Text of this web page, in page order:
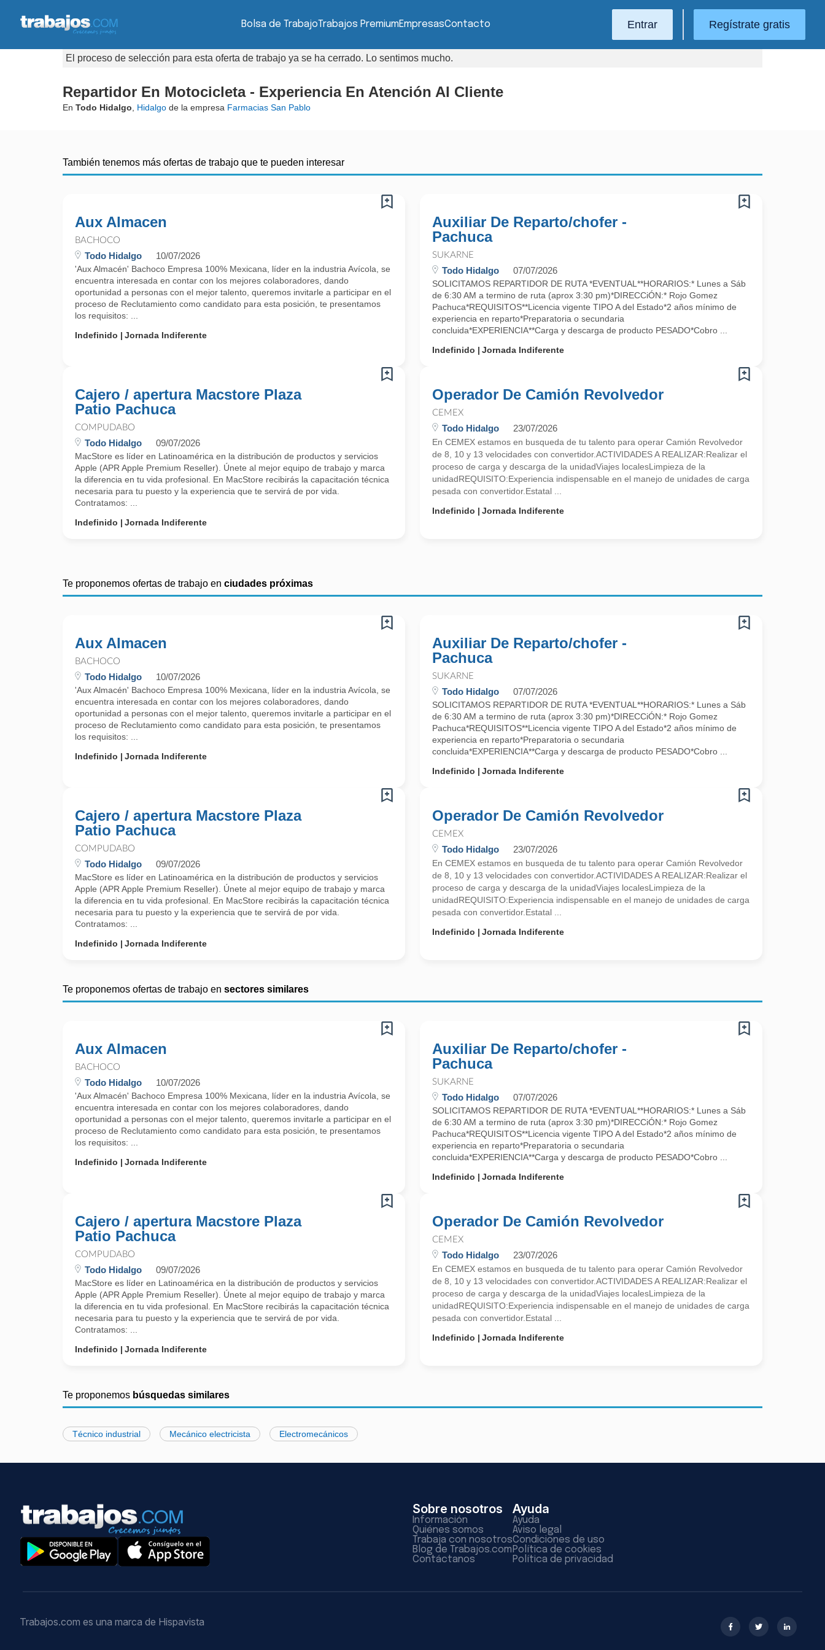
Bolsa de TrabajoTrabajos PremiumEmpresasContacto Entrar Regístrate gratis
El proceso de selección para esta oferta de trabajo ya se ha cerrado. Lo sentimos mucho.
Repartidor En Motocicleta - Experiencia En Atención Al Cliente
En Todo Hidalgo Hidalgo de la empresa Farmacias San Pablo
También tenemos más ofertas de trabajo que te pueden interesar
Aux Almacen
BACHOCO
Todo Hidalgo 10/07/2026
'Aux Almacén' Bachoco Empresa 100% Mexicana, líder en la industria Avícola, se
encuentra interesada en contar con los mejores colaboradores, dando
oportunidad a personas con el mejor talento, queremos invitarle a participar en el
proceso de Reclutamiento como candidato para esta posición, te presentamos
los requisitos: ...
Indefinido
Jornada Indiferente
Auxiliar De Reparto/chofer -
Pachuca
SUKARNE
Todo Hidalgo 07/07/2026
SOLICITAMOS REPARTIDOR DE RUTA *EVENTUAL**HORARIOS:* Lunes a Sáb
de 6:30 AM a termino de ruta (aprox 3:30 pm)*DIRECCiÓN:* Rojo Gomez
Pachuca*REQUISITOS**Licencia vigente TIPO A del Estado*2 años mínimo de
experiencia en reparto*Preparatoria o secundaria
concluida*EXPERIENCIA**Carga y descarga de producto PESADO*Cobro ...
Indefinido
Jornada Indiferente
Cajero / apertura Macstore Plaza
Patio Pachuca
COMPUDABO
Todo Hidalgo 09/07/2026
MacStore es líder en Latinoamérica en la distribución de productos y servicios
Apple (APR Apple Premium Reseller). Únete al mejor equipo de trabajo y marca
la diferencia en tu vida profesional. En MacStore recibirás la capacitación técnica
necesaria para tu puesto y la experiencia que te servirá de por vida.
Contratamos: ...
Indefinido
Jornada Indiferente
Operador De Camión Revolvedor
CEMEX
Todo Hidalgo 23/07/2026
En CEMEX estamos en busqueda de tu talento para operar Camión Revolvedor
de 8, 10 y 13 velocidades con convertidor.ACTIVIDADES A REALIZAR:Realizar el
proceso de carga y descarga de la unidadViajes localesLimpieza de la
unidadREQUISITO:Experiencia indispensable en el manejo de unidades de carga
pesada con convertidor.Estatal ...
Indefinido
Jornada Indiferente
Te proponemos ofertas de trabajo en ciudades próximas
Aux Almacen
BACHOCO
Todo Hidalgo 10/07/2026
'Aux Almacén' Bachoco Empresa 100% Mexicana, líder en la industria Avícola, se
encuentra interesada en contar con los mejores colaboradores, dando
oportunidad a personas con el mejor talento, queremos invitarle a participar en el
proceso de Reclutamiento como candidato para esta posición, te presentamos
los requisitos: ...
Indefinido
Jornada Indiferente
Auxiliar De Reparto/chofer -
Pachuca
SUKARNE
Todo Hidalgo 07/07/2026
SOLICITAMOS REPARTIDOR DE RUTA *EVENTUAL**HORARIOS:* Lunes a Sáb
de 6:30 AM a termino de ruta (aprox 3:30 pm)*DIRECCiÓN:* Rojo Gomez
Pachuca*REQUISITOS**Licencia vigente TIPO A del Estado*2 años mínimo de
experiencia en reparto*Preparatoria o secundaria
concluida*EXPERIENCIA**Carga y descarga de producto PESADO*Cobro ...
Indefinido
Jornada Indiferente
Cajero / apertura Macstore Plaza
Patio Pachuca
COMPUDABO
Todo Hidalgo 09/07/2026
MacStore es líder en Latinoamérica en la distribución de productos y servicios
Apple (APR Apple Premium Reseller). Únete al mejor equipo de trabajo y marca
la diferencia en tu vida profesional. En MacStore recibirás la capacitación técnica
necesaria para tu puesto y la experiencia que te servirá de por vida.
Contratamos: ...
Indefinido
Jornada Indiferente
Operador De Camión Revolvedor
CEMEX
Todo Hidalgo 23/07/2026
En CEMEX estamos en busqueda de tu talento para operar Camión Revolvedor
de 8, 10 y 13 velocidades con convertidor.ACTIVIDADES A REALIZAR:Realizar el
proceso de carga y descarga de la unidadViajes localesLimpieza de la
unidadREQUISITO:Experiencia indispensable en el manejo de unidades de carga
pesada con convertidor.Estatal ...
Indefinido
Jornada Indiferente
Te proponemos ofertas de trabajo en sectores similares
Aux Almacen
BACHOCO
Todo Hidalgo 10/07/2026
'Aux Almacén' Bachoco Empresa 100% Mexicana, líder en la industria Avícola, se
encuentra interesada en contar con los mejores colaboradores, dando
oportunidad a personas con el mejor talento, queremos invitarle a participar en el
proceso de Reclutamiento como candidato para esta posición, te presentamos
los requisitos: ...
Indefinido
Jornada Indiferente
Auxiliar De Reparto/chofer -
Pachuca
SUKARNE
Todo Hidalgo 07/07/2026
SOLICITAMOS REPARTIDOR DE RUTA *EVENTUAL**HORARIOS:* Lunes a Sáb
de 6:30 AM a termino de ruta (aprox 3:30 pm)*DIRECCiÓN:* Rojo Gomez
Pachuca*REQUISITOS**Licencia vigente TIPO A del Estado*2 años mínimo de
experiencia en reparto*Preparatoria o secundaria
concluida*EXPERIENCIA**Carga y descarga de producto PESADO*Cobro ...
Indefinido
Jornada Indiferente
Cajero / apertura Macstore Plaza
Patio Pachuca
COMPUDABO
Todo Hidalgo 09/07/2026
MacStore es líder en Latinoamérica en la distribución de productos y servicios
Apple (APR Apple Premium Reseller). Únete al mejor equipo de trabajo y marca
la diferencia en tu vida profesional. En MacStore recibirás la capacitación técnica
necesaria para tu puesto y la experiencia que te servirá de por vida.
Contratamos: ...
Indefinido
Jornada Indiferente
Operador De Camión Revolvedor
CEMEX
Todo Hidalgo 23/07/2026
En CEMEX estamos en busqueda de tu talento para operar Camión Revolvedor
de 8, 10 y 13 velocidades con convertidor.ACTIVIDADES A REALIZAR:Realizar el
proceso de carga y descarga de la unidadViajes localesLimpieza de la
unidadREQUISITO:Experiencia indispensable en el manejo de unidades de carga
pesada con convertidor.Estatal ...
Indefinido
Jornada Indiferente
Te proponemos búsquedas similares
Técnico industrial Mecánico electricista Electromecánicos
Sobre nosotros
Información
Quiénes somos
Trabaja con nosotros
Blog de Trabajos.com
Contáctanos
Ayuda
Ayuda
Aviso legal
Condiciones de uso
Política de cookies
Política de privacidad
Trabajos.com es una marca de Hispavista